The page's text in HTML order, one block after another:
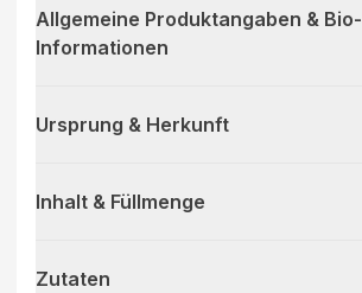
Allgemeine Produktangaben & Bio-
Informationen
Ursprung & Herkunft
Inhalt & Füllmenge
Zutaten